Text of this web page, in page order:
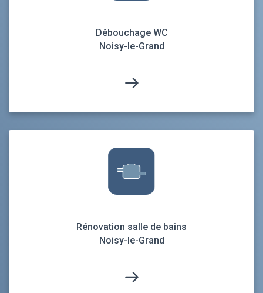
Débouchage WC
Noisy-le-Grand
Rénovation salle de bains
Noisy-le-Grand